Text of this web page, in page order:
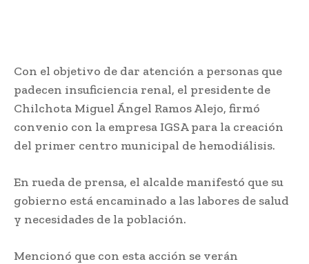
Con el objetivo de dar atención a personas que
padecen insuficiencia renal, el presidente de
Chilchota Miguel Ángel Ramos Alejo, firmó
convenio con la empresa IGSA para la creación
del primer centro municipal de hemodiálisis.
En rueda de prensa, el alcalde manifestó que su
gobierno está encaminado a las labores de salud
y necesidades de la población.
Mencionó que con esta acción se verán